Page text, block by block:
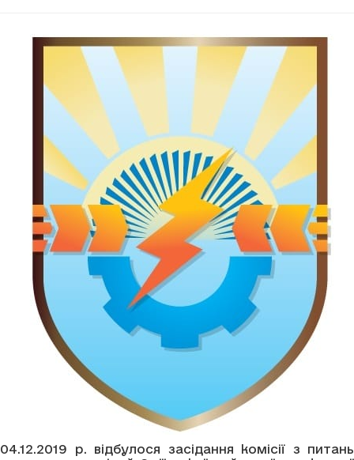
04.12.2019 р. відбулося засідання комісії з питань